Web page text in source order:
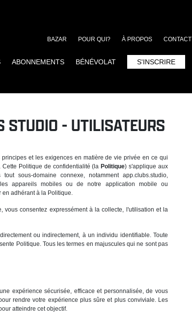
BAZAR POUR QUI? À PROPOS CONTACT
ABONNEMENTS BÉNÉVOLAT S'INSCRIRE
STUDIO - UTILISATEURS
et les exigences en matière de vie privée en ce qui
Cette Politique de confidentialité (laPolitique) s'applique aux
sous-domaine connexe, notamment app.clubs.studio,
les appareils mobiles ou de notre application mobile ou
en adhérant à la Politique.
vous consentez expressément à la collecte, l'utilisation et la
ou indirectement, à un individu identifiable. Toute
Politique. Tous les termes en majuscules qui ne sont pas
expérience sécurisée, efficace et personnalisée, de vous
rendre votre expérience plus sûre et plus conviviale. Les
atteindre cet objectif.